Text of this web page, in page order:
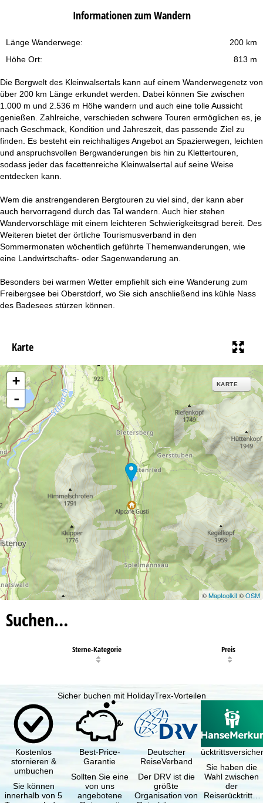
Informationen zum Wandern
200 km
Länge Wanderwege:
813 m
Höhe Ort:
Die Bergwelt des Kleinwalsertals kann auf einem Wanderwegenetz von
über 200 km Länge erkundet werden. Dabei können Sie zwischen
1.000 m und 2.536 m Höhe wandern und auch eine tolle Aussicht
genießen. Zahlreiche, verschieden schwere Touren ermöglichen es, je
nach Geschmack, Kondition und Jahreszeit, das passende Ziel zu
finden. Es besteht ein reichhaltiges Angebot an Spazierwegen, leichten
und anspruchsvollen Bergwanderungen bis hin zu Klettertouren,
sodass jeder das facettenreiche Kleinwalsertal auf seine Weise
entdecken kann.
Wem die anstrengenderen Bergtouren zu viel sind, der kann aber
auch hervorragend durch das Tal wandern. Auch hier stehen
Wandervorschläge mit einem leichteren Schwierigkeitsgrad bereit. Des
Weiteren bietet der örtliche Tourismusverband in den
Sommermonaten wöchentlich geführte Themenwanderungen, wie
eine Landwirtschafts- oder Sagenwanderung an.
Besonders bei warmen Wetter empfiehlt sich eine Wanderung zum
Freibergsee bei Oberstdorf, wo Sie sich anschließend ins kühle Nass
des Badesees stürzen können.
Karte
+
-
KARTE
©Maptoolkit©OSM
Suchen…
Sterne-Kategorie Preis
Sicher buchen mit HolidayTrex-Vorteilen
Kostenlos
stornieren &
umbuchen
Sie können
innerhalb von 5
Best-Price-
Garantie
Sollten Sie eine
von uns
angebotene
Deutscher
ReiseVerband
Der DRV ist die
größte
Organisation von
Sie haben die
Wahl zwischen
der
Reiserücktritts-